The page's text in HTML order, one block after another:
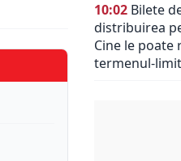
10:02 Bilete
distribuirea
Cine le poate
termenul-